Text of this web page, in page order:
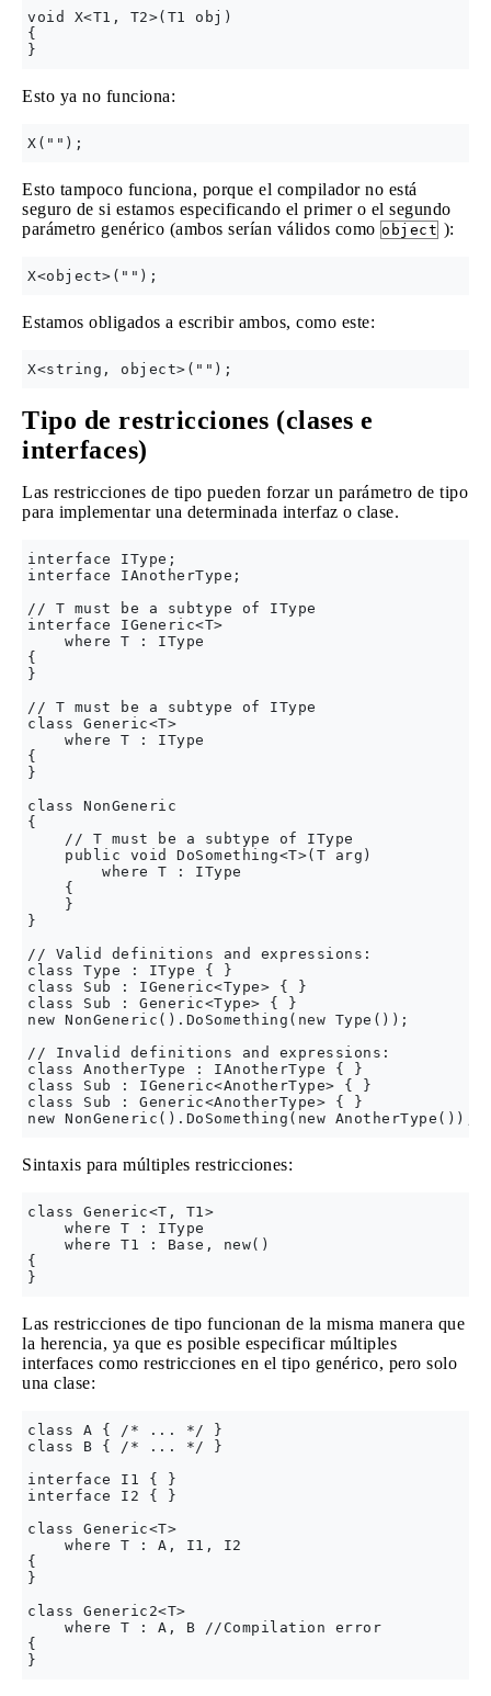
void X<T1, T2>(T1 obj)
{
Esto ya no funciona:
Esto tampoco funciona, porque el compilador no está
seguro de si estamos especificando el primer o el segundo
parámetro genérico (ambos serían válidos como object ):
Estamos obligados a escribir ambos, como este:
Tipo de restricciones (clases e
interfaces)
Las restricciones de tipo pueden forzar un parámetro de tipo
para implementar una determinada interfaz o clase.
interface IType;
interface IAnotherType;
// T must be a subtype of IType
interface IGeneric<T>
    where T : IType
{
}
// T must be a subtype of IType
class Generic<T>
    where T : IType
{
}
class NonGeneric
{
    // T must be a subtype of IType
    public void DoSomething<T>(T arg)
        where T : IType
    {
    }
}
// Valid definitions and expressions:
class Type : IType { }
class Sub : IGeneric<Type> { }
class Sub : Generic<Type> { }
new NonGeneric().DoSomething(new Type());
// Invalid definitions and expressions:
class AnotherType : IAnotherType { }
class Sub : IGeneric<AnotherType> { }
class Sub : Generic<AnotherType> { }
Sintaxis para múltiples restricciones:
class Generic<T, T1>
    where T : IType
    where T1 : Base, new()
{
Las restricciones de tipo funcionan de la misma manera que
la herencia, ya que es posible especificar múltiples
interfaces como restricciones en el tipo genérico, pero solo
una clase:
class A { /* ... */ }
class B { /* ... */ }
interface I1 { }
interface I2 { }
class Generic<T>
    where T : A, I1, I2
{
}
class Generic2<T>
    where T : A, B //Compilation error
{